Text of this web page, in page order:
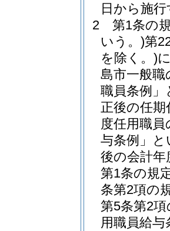
日から施
2
第1条の
いう。)第
を除く。)
島市一般職
職員条例」
正後の任
度任用職
与条例」と
後の会計年
第1条の規
条第2項の
第5条第2
用職員給